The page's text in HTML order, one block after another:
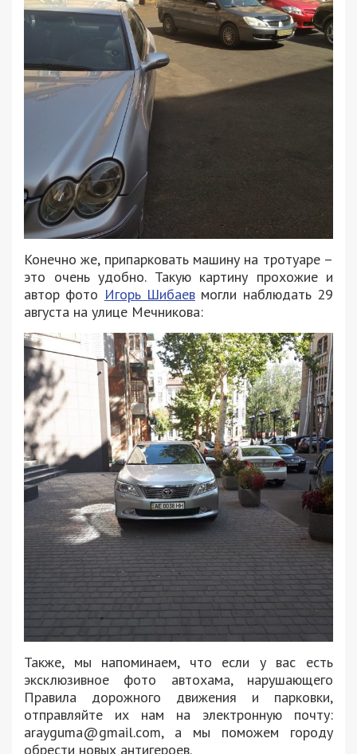
Конечно же, припарковать машину на тротуаре –
это очень удобно. Такую картину прохожие и
автор фото Игорь Шибаев могли наблюдать 29
августа на улице Мечникова:
Также, мы напоминаем, что если у вас есть
эксклюзивное фото автохама, нарушающего
Правила дорожного движения и парковки,
отправляйте их нам на электронную почту:
arayguma@gmail.com, а мы поможем городу
обрести новых антигероев.